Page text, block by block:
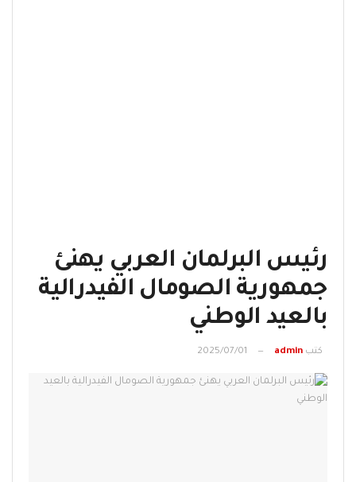
رئيس البرلمان العربي يهنئ
جمهورية الصومال الفيدرالية
بالعيد الوطني
كتب admin
2025/07/01